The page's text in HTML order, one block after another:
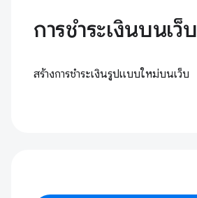
การชำระเงินบนเว็บ
สร้างการชำระเงินรูปแบบใหม่บนเว็บ